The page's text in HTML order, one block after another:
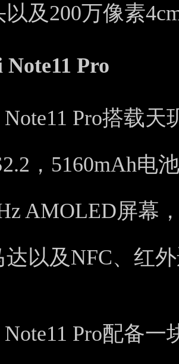
及200万像素
Note11 Pro
Note11 Pro搭载
，5160mAh电
AMOLED屏幕
达以及NFC、红
Note11 Pro配备